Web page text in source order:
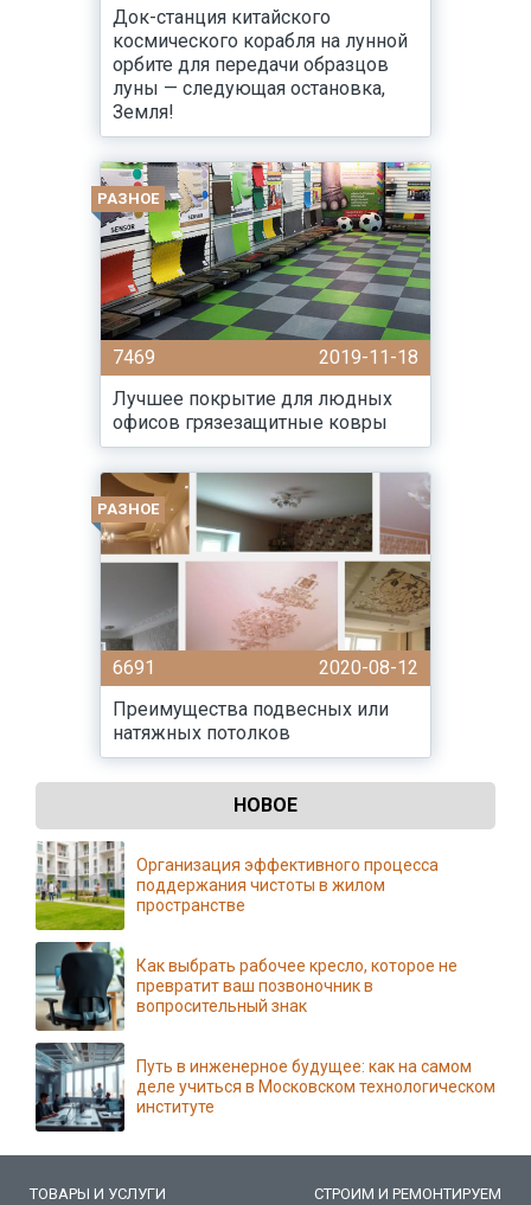
Док-станция китайского
космического корабля на лунной
орбите для передачи образцов
луны — следующая остановка,
Земля!
РАЗНОЕ
7469
2019-11-18
Лучшее покрытие для людных
офисов грязезащитные ковры
РАЗНОЕ
6691
2020-08-12
Преимущества подвесных или
натяжных потолков
НОВОЕ
Организация эффективного процесса
поддержания чистоты в жилом
пространстве
Как выбрать рабочее кресло, которое не
превратит ваш позвоночник в
вопросительный знак
Путь в инженерное будущее: как на самом
деле учиться в Московском технологическом
институте
ТОВАРЫ И УСЛУГИ СТРОИМ И РЕМОНТИРУЕМ